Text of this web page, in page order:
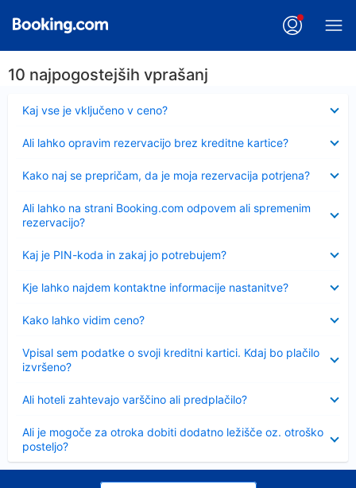
10 najpogostejših vprašanj
Kaj vse je vključeno v ceno?
Ali lahko opravim rezervacijo brez kreditne kartice?
Kako naj se prepričam, da je moja rezervacija potrjena?
Ali lahko na strani Booking.com odpovem ali spremenim
rezervacijo?
Kaj je PIN-koda in zakaj jo potrebujem?
Kje lahko najdem kontaktne informacije nastanitve?
Kako lahko vidim ceno?
Vpisal sem podatke o svoji kreditni kartici. Kdaj bo plačilo
izvršeno?
Ali hoteli zahtevajo varščino ali predplačilo?
Ali je mogoče za otroka dobiti dodatno ležišče oz. otroško
posteljo?